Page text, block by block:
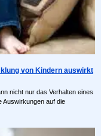
von Kindern auswirkt
nicht nur das Verhalten eines
Auswirkungen auf die